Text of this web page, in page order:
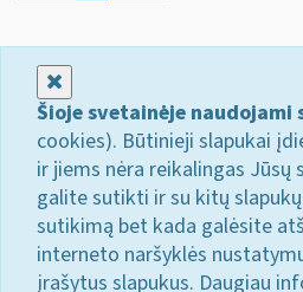
Šioje svetainėje naudojami
cookies). Būtinieji slapukai
ir jiems nėra reikalingas Jūsų
galite sutikti ir su kitų
sutikimą bet kada galėsite
interneto naršyklės
įrašytus slapukus. Daugiau